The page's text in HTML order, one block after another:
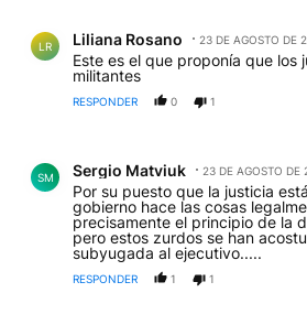
LR Liliana Rosano 23 DE AGOSTO DE
Este es el que proponía que los
militantes
RESPONDER 0 1
SM Sergio Matviuk 23 DE AGOSTO DE
Por su puesto que la justicia
gobierno hace las cosas
precisamente el principio de la
pero estos zurdos se han
subyugada al ejecutivo.....
RESPONDER 1 1